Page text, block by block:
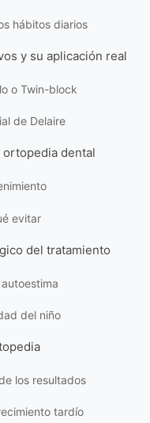
hábitos diarios
y su aplicación real
o Twin-block
de Delaire
ortopedia dental
evitar
del tratamiento
del niño
los resultados
tardío